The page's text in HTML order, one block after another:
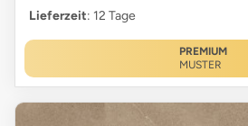
Lieferzeit: 12 Tage
PREMIUM
MUSTER